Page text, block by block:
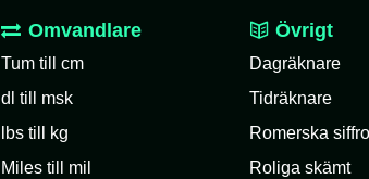
Omvandlare
Tum till cm
dl till msk
lbs till kg
Miles till mil
Övrigt
Dagräknare
Tidräknare
Romerska
Roliga skämt